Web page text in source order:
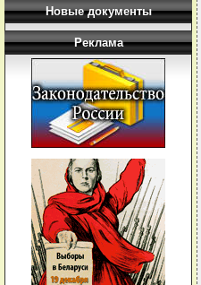
Новые документы
Реклама